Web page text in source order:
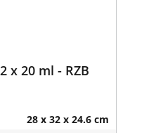
x 20 ml - RZB
28 x 32 x 24.6 cm